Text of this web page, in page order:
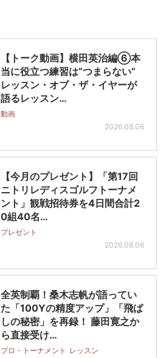
【トーク動画】横田英治編⑥本
当に役立つ練習は“つまらない”
レッスン・オブ・ザ・イヤーが
語るレッスン…
動画
2026.08.06
【今月のプレゼント】「第17回
ニトリレディスゴルフトーナメ
ント」観戦招待券を4日間合計2
0組40名…
プレゼント
2026.08.06
全英制覇！桑木志帆が語ってい
た「100Yの精度アップ」「飛ば
しの秘密」を再録！ 藤田寛之か
ら直接受け…
プロ・トーナメント レッスン